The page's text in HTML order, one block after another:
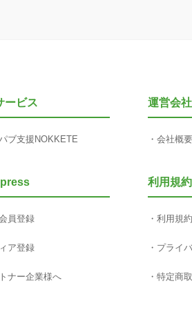
ービス
ブ支援NOKKETE
員登録
ア登録
ナー企業様へ
運営会社
会社概要
利用規
利用規約
プライ
特定商